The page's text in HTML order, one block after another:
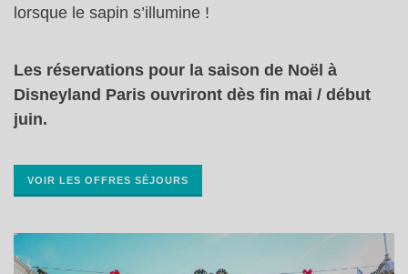
lorsque le sapin s’illumine !
Les réservations pour la saison de Noël à
Disneyland Paris ouvriront dès fin mai / début
juin.
VOIR LES OFFRES SÉJOURS